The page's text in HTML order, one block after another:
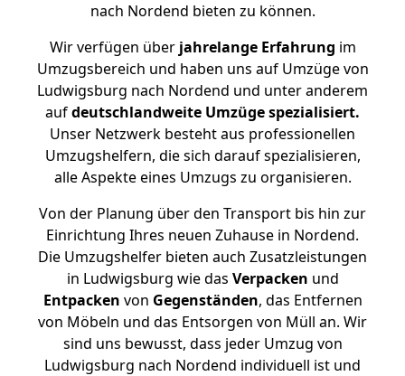
nach Nordend bieten zu können.
Wir verfügen überjahrelange Erfahrung im
Umzugsbereich und haben uns auf Umzüge von
Ludwigsburg nach Nordend und unter anderem
aufdeutschlandweite Umzüge spezialisiert.
Unser Netzwerk besteht aus professionellen
Umzugshelfern, die sich darauf spezialisieren,
alle Aspekte eines Umzugs zu organisieren.
Von der Planung über den Transport bis hin zur
Einrichtung Ihres neuen Zuhause in Nordend.
Die Umzugshelfer bieten auch Zusatzleistungen
in Ludwigsburg wie das Verpacken und
Entpacken von Gegenständen, das Entfernen
von Möbeln und das Entsorgen von Müll an. Wir
sind uns bewusst, dass jeder Umzug von
Ludwigsburg nach Nordend individuell ist und